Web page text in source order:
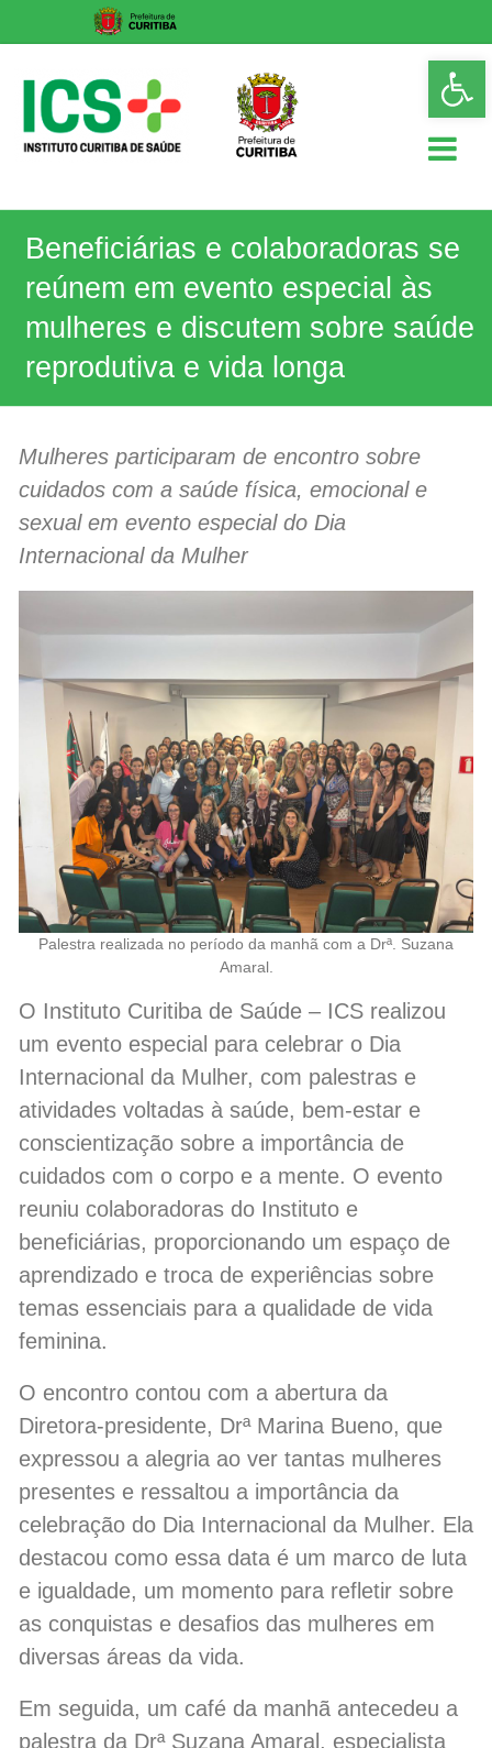
content
ICS
Instituto
Curitiba
de
Beneficiárias e colaboradoras se
reúnem em evento especial às
mulheres e discutem sobre saúde
reprodutiva e vida longa
Mulheres participaram de encontro sobre
cuidados com a saúde física, emocional e
sexual em evento especial do Dia
Internacional da Mulher
Palestra realizada no período da manhã com a Drª. Suzana
Amaral.
O Instituto Curitiba de Saúde – ICS realizou
um evento especial para celebrar o Dia
Internacional da Mulher, com palestras e
atividades voltadas à saúde, bem-estar e
conscientização sobre a importância de
cuidados com o corpo e a mente. O evento
reuniu colaboradoras do Instituto e
beneficiárias, proporcionando um espaço de
aprendizado e troca de experiências sobre
temas essenciais para a qualidade de vida
feminina.
O encontro contou com a abertura da
Diretora-presidente, Drª Marina Bueno, que
expressou a alegria ao ver tantas mulheres
presentes e ressaltou a importância da
celebração do Dia Internacional da Mulher. Ela
destacou como essa data é um marco de luta
e igualdade, um momento para refletir sobre
as conquistas e desafios das mulheres em
diversas áreas da vida.
Em seguida, um café da manhã antecedeu a
palestra da Drª Suzana Amaral, especialista